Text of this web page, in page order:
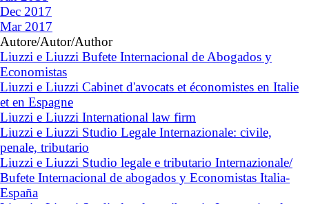
Dec 2017
Mar 2017
Autore/Autor/Author
Liuzzi e Liuzzi Bufete Internacional de Abogados y
Economistas
Liuzzi e Liuzzi Cabinet d'avocats et économistes en Italie
et en Espagne
Liuzzi e Liuzzi International law firm
Liuzzi e Liuzzi Studio Legale Internazionale: civile,
penale, tributario
Liuzzi e Liuzzi Studio legale e tributario Internazionale/
Bufete Internacional de abogados y Economistas Italia-
España